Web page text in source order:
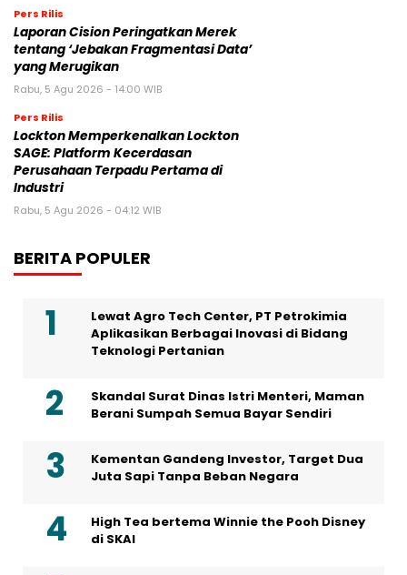
Pers Rilis
Laporan Cision Peringatkan Merek
tentang ‘Jebakan Fragmentasi Data’
yang Merugikan
Rabu, 5 Agu 2026 - 14:00 WIB
Pers Rilis
Lockton Memperkenalkan Lockton
SAGE: Platform Kecerdasan
Perusahaan Terpadu Pertama di
Industri
Rabu, 5 Agu 2026 - 04:12 WIB
BERITA POPULER
Lewat Agro Tech Center, PT Petrokimia
Aplikasikan Berbagai Inovasi di Bidang
Teknologi Pertanian
Skandal Surat Dinas Istri Menteri, Maman
Berani Sumpah Semua Bayar Sendiri
Kementan Gandeng Investor, Target Dua
Juta Sapi Tanpa Beban Negara
High Tea bertema Winnie the Pooh Disney
di SKAI